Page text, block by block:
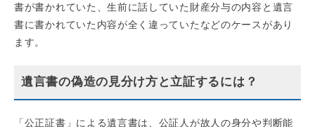
書が書かれていた、生前に話していた財産分与の内容と遺言
書に書かれていた内容が全く違っていたなどのケースがあり
ます。
遺言書の偽造の見分け方と立証するには？
「公正証書」による遺言書は、公証人が故人の身分や判断能